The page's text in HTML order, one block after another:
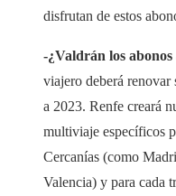
disfrutan de estos
-¿Valdrán los abonos
viajero deberá renovar
a 2023. Renfe creará
multiviaje específicos
Cercanías (como
Valencia) y para cada